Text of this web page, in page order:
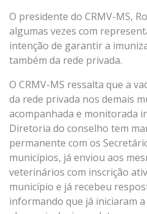
O presidente do CRMV-MS,
algumas vezes com
intenção de garantir a
também da rede privada.
O CRMV-MS ressalta que a
da rede privada nos demais
acompanhada e monitorada
Diretoria do conselho tem
permanente com os
municípios, já enviou aos
veterinários com inscrição
município e já recebeu
informando que já iniciaram a